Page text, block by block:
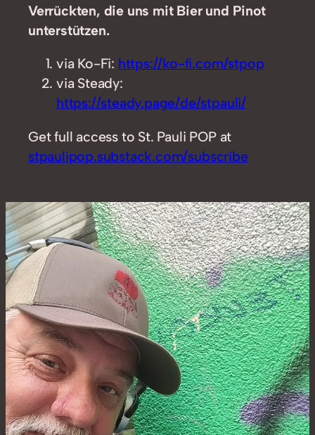
Verrückten, die uns mit Bier und Pinot
unterstützen.
via Ko-Fi: https://ko-fi.com/stpop
via Steady:
https://steady.page/de/stpauli/
Get full access to St. Pauli POP at
stpaulipop.substack.com/subscribe